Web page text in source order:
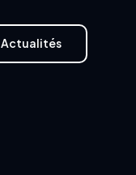
Actualités